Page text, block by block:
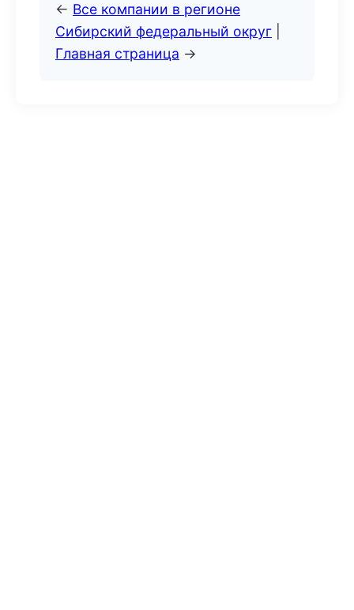
← Все компании в регионе
Сибирский федеральный округ
Главная страница →